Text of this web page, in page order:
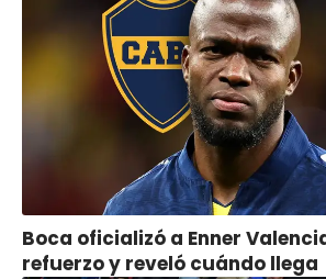
Boca oficializó a Enner
refuerzo y reveló cuándo llega